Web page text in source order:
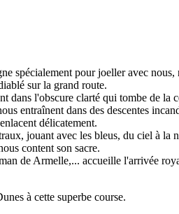
spécialement pour joeller avec
sur la grand route.
dans l'obscure clarté qui tombe de la
entraînent dans des descentes
délicatement.
jouant avec les bleus, du ciel à la
content son sacre.
de Armelle,... accueille l'arrivée
à cette superbe course.